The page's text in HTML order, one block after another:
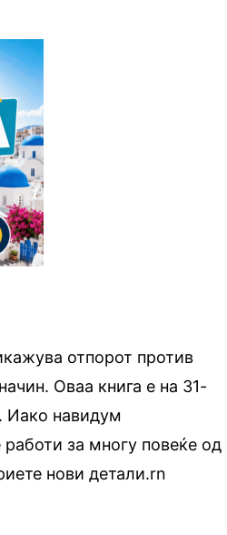
отпорот против
Оваа книга е на 31-
Иако навидум
работи за многу повеќе од
нови детали.rn